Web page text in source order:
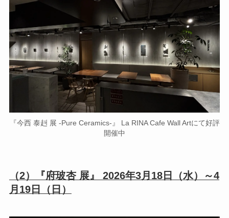
『今西 泰赳 展 -Pure Ceramics-』 La RINA Cafe Wall Artにて好評
開催中
（2）『府玻杏 展』 2026年3月18日（水）～4
月19日（日）